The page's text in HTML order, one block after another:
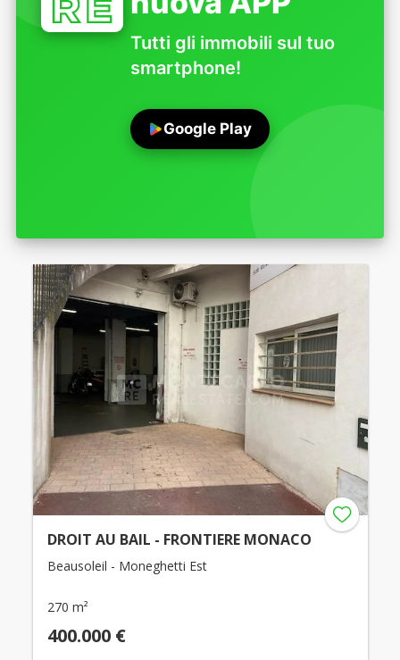
Tutti gli immobili sul tuo
smartphone!
Google Play
DROIT AU BAIL - FRONTIERE MONACO
Beausoleil - Moneghetti Est
270 m²
400.000 €